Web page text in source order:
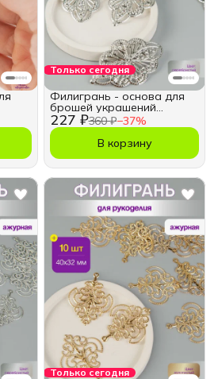
Только сегодня
227 ₽360 ₽−37%
Филигрань - основа для
брошей украшений
рукоделия
В корзину
Только сегодня